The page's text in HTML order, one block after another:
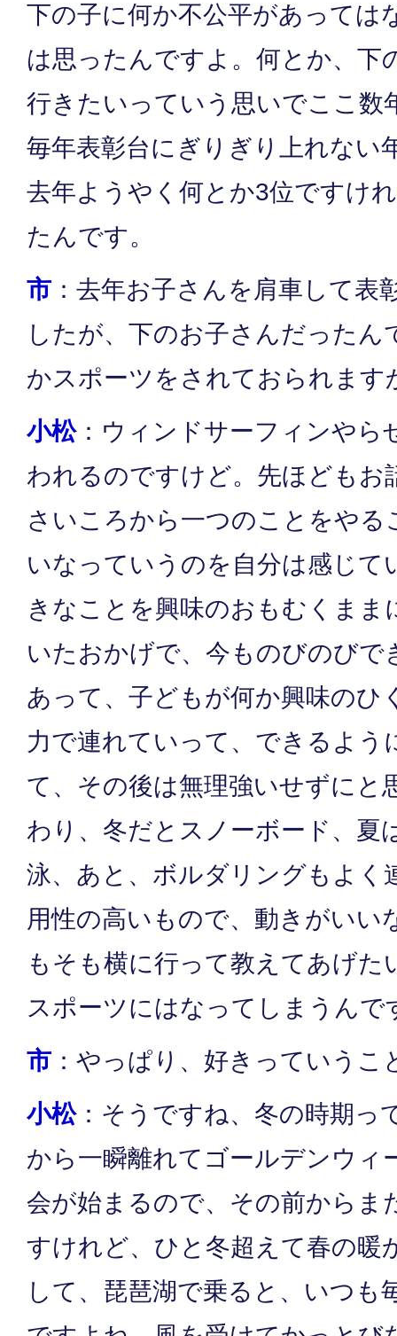
下の子に何か不公平があっては
は思ったんですよ。何とか、下
行きたいっていう思いでここ数
毎年表彰台にぎりぎり上れない
去年ようやく何とか3位ですけ
たんです。
市 ：去年お子さんを肩車して表
したが、下のお子さんだったん
かスポーツをされておられます
小松：ウィンドサーフィンやら
われるのですけど。先ほどもお
さいころから一つのことをやる
いなっていうのを自分は感じて
きなことを興味のおもむくま
いたおかげで、今ものびのびで
あって、子どもが何か興味のひ
力で連れていって、できるよう
て、その後は無理強いせずにと
わり、冬だとスノーボード、夏
泳、あと、ボルダリングもよく
用性の高いもので、動きがいい
もそも横に行って教えてあげた
スポーツにはなってしまうんで
市 ：やっぱり、好きっていうこ
小松：そうですね、冬の時期っ
から一瞬離れてゴールデンウィ
会が始まるので、その前からま
すけれど、ひと冬超えて春の暖
して、琵琶湖で乗ると、いつも